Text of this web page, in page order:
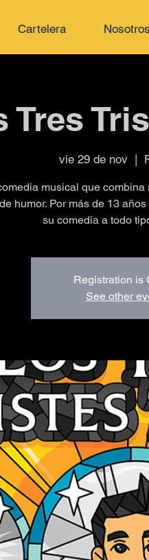
Cartelera Nosotros
Tres
vie 29 de nov
  |
musical que
humor. Por más de 13
su comedia a todo
Registration is
See other